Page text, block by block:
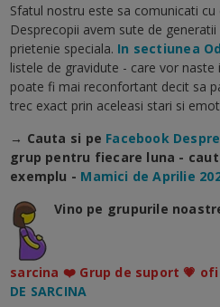
Sfatul nostru este sa comunicati cu
Desprecopii avem sute de
prietenie speciala. In sectiunea
listele de gravidute - care vor naste
poate fi mai reconfortant decit sa
trec exact prin aceleasi stari si
→ Cauta si pe Facebook
grup pentru fiecare luna -
exemplu - Mamici de Aprilie
Vino pe grupurile
sarcina ❤️ Grup de suport 💗
DE SARCINA